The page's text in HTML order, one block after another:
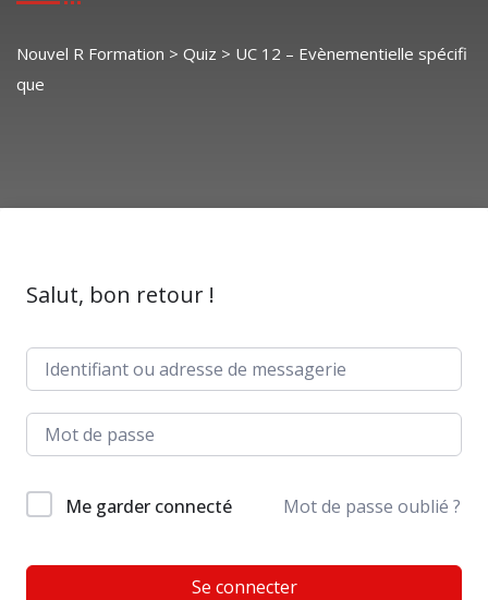
Nouvel R Formation > Quiz > UC 12 – Evènementielle spécifi
que
Salut, bon retour !
Me garder connecté Mot de passe oublié ?
Se connecter